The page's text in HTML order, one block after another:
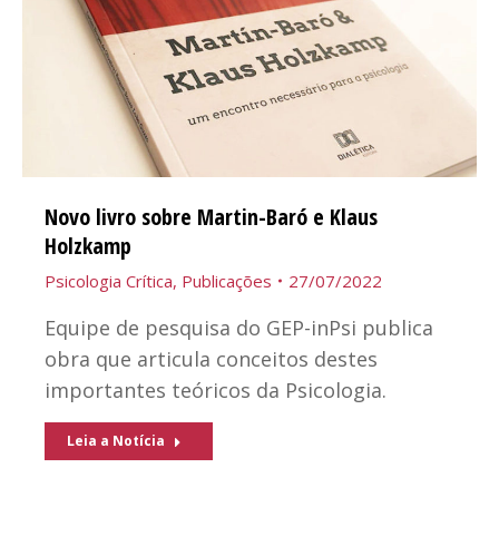
Novo livro sobre Martin-Baró e Klaus
Holzkamp
Psicologia Crítica, Publicações 27/07/2022
Equipe de pesquisa do GEP-inPsi publica
obra que articula conceitos destes
importantes teóricos da Psicologia.
Leia a Notícia